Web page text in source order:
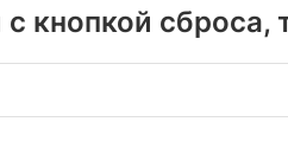
кнопкой сброса,